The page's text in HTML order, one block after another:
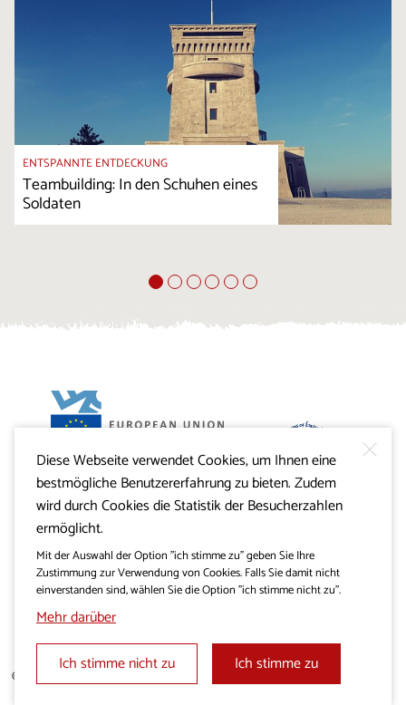
ENTSPANNTE ENTDECKUNG
Teambuilding: In den Schuhen eines
Soldaten
Projekt Visitkras. Die Investition wird von der Republik
Slowenien und von der Europäischen Union aus dem
Europäischen Fonds für regionale Entwicklung
mitfinanziert.
© 2019 - 2026 visitkras.info. Alle Rechte vorbehalten.
Diese Webseite verwendet Cookies, um Ihnen eine
bestmögliche Benutzererfahrung zu bieten. Zudem
wird durch Cookies die Statistik der Besucherzahlen
ermöglicht.
Mit der Auswahl der Option "ich stimme zu" geben Sie Ihre
Zustimmung zur Verwendung von Cookies. Falls Sie damit nicht
einverstanden sind, wählen Sie die Option "ich stimme nicht zu".
Mehr darüber
Ich stimme nicht zu
Ich stimme zu